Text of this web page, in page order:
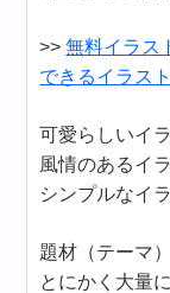
>>無料イラス
できるイラス
可愛らしいイ
風情のあるイ
シンプルなイ
題材（テーマ
とにかく大量